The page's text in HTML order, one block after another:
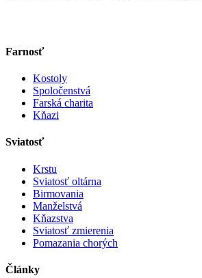
Farnosť
Kostoly
Spoločenstvá
Farská charita
Kňazi
Sviatosť
Krstu
Sviatosť oltárna
Birmovania
Manželstvá
Kňazstva
Sviatosť zmierenia
Pomazania chorých
Články